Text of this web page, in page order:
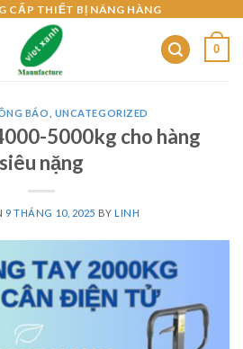
CẤP THIẾT BỊ NÂNG HÀNG
0
BÁO UNCATEGORIZED
5000kg cho hàng
siêu nặng
9 THÁNG 10, 2025 BYLINH